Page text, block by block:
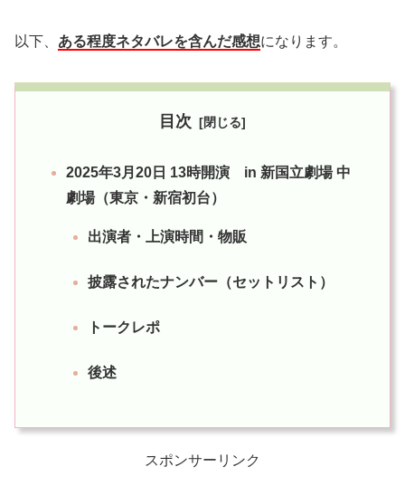
以下、 ある程度ネタバレを含んだ感想になります。
目次
2025年3月20日 13時開演 in 新国立劇場 中
劇場（東京・新宿初台）
出演者・上演時間・物販
披露されたナンバー（セットリスト）
トークレポ
後述
スポンサーリンク